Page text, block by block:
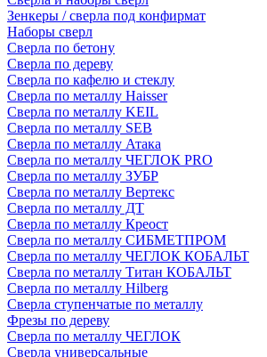
Зенкеры / сверла под конфирмат
Наборы сверл
Сверла по бетону
Сверла по дереву
Сверла по кафелю и стеклу
Сверла по металлу Haisser
Сверла по металлу KEIL
Сверла по металлу SEB
Сверла по металлу Атака
Сверла по металлу ЧЕГЛОК PRO
Сверла по металлу ЗУБР
Сверла по металлу Вертекс
Сверла по металлу ДТ
Сверла по металлу Креост
Сверла по металлу СИБМЕТПРОМ
Сверла по металлу ЧЕГЛОК КОБАЛЬТ
Сверла по металлу Титан КОБАЛЬТ
Сверла по металлу Hilberg
Сверла ступенчатые по металлу
Фрезы по дереву
Сверла по металлу ЧЕГЛОК
Сверла универсальные